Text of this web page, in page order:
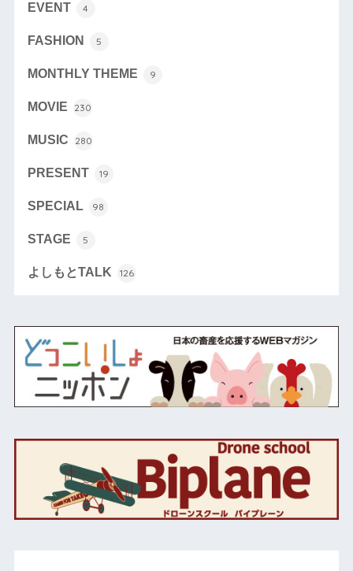
EVENT 4
FASHION 5
MONTHLY THEME 9
MOVIE 230
MUSIC 280
PRESENT 19
SPECIAL 98
STAGE 5
よしもとTALK 126